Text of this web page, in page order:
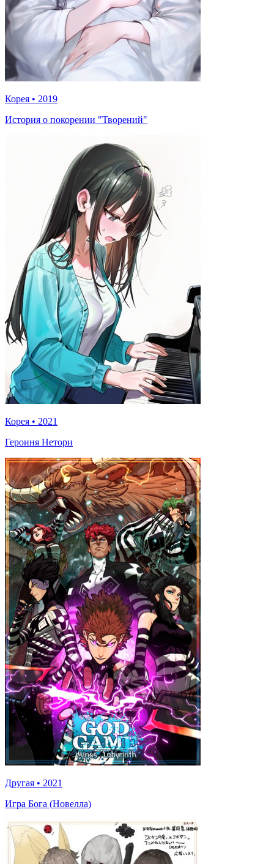
Корея • 2019
История о покорении "Творений"
Корея • 2021
Героиня Нетори
Другая • 2021
Игра Бога (Новелла)